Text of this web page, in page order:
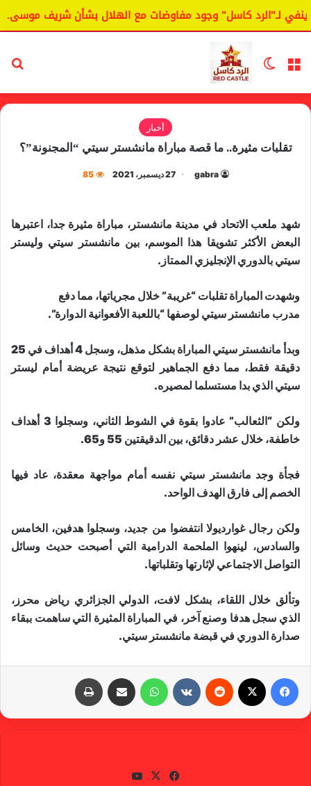
لـ"الرد كاسل" وجود مفاوضات مع الهلال بشأن شريف موسى.
القائمة الوضع المظلم
أخبار
تقلبات مثيرة.. ما قصة مباراة مانشستر سيتي “المجنونة”؟
gabra 27 ديسمبر، 2021 85
شهد ملعب الاتحاد في مدينة مانشستر، مباراة مثيرة جدا، اعتبرها
البعض الأكثر تشويقا هذا الموسم، بين مانشستر سيتي وليستر
سيتي بالدوري الإنجليزي الممتاز.
وشهدت المباراة تقلبات “غريبة” خلال مجرياتها، مما دفع
مدرب مانشستر سيتي لوصفها “باللعبة الأفعوانية الدوارة”.
وبدأ مانشستر سيتي المباراة بشكل مذهل، وسجل 4 أهداف في 25
دقيقة فقط، مما دفع الجماهير لتوقع نتيجة عريضة أمام ليستر
سيتي الذي بدا مستسلما لمصيره.
ولكن “الثعالب” عادوا بقوة في الشوط الثاني، وسجلوا 3 أهداف
خاطفة، خلال عشر دقائق، بين الدقيقتين 55 و65.
فجأة وجد مانشستر سيتي نفسه أمام مواجهة معقدة، عاد فيها
الخصم إلى فارق الهدف الواحد.
ولكن رجال غوارديولا انتفضوا من جديد، وسجلوا هدفين، الخامس
والسادس، لينهوا الملحمة الدرامية التي أصبحت حديث وسائل
التواصل الاجتماعي لإثارتها وتقلباتها.
وتألق خلال اللقاء، بشكل لافت، الدولي الجزائري رياض محرز،
الذي سجل هدفا وصنع آخر، في المباراة المثيرة التي ساهمت ببقاء
صدارة الدوري في قبضة مانشستر سيتي.
واتساب
في
X